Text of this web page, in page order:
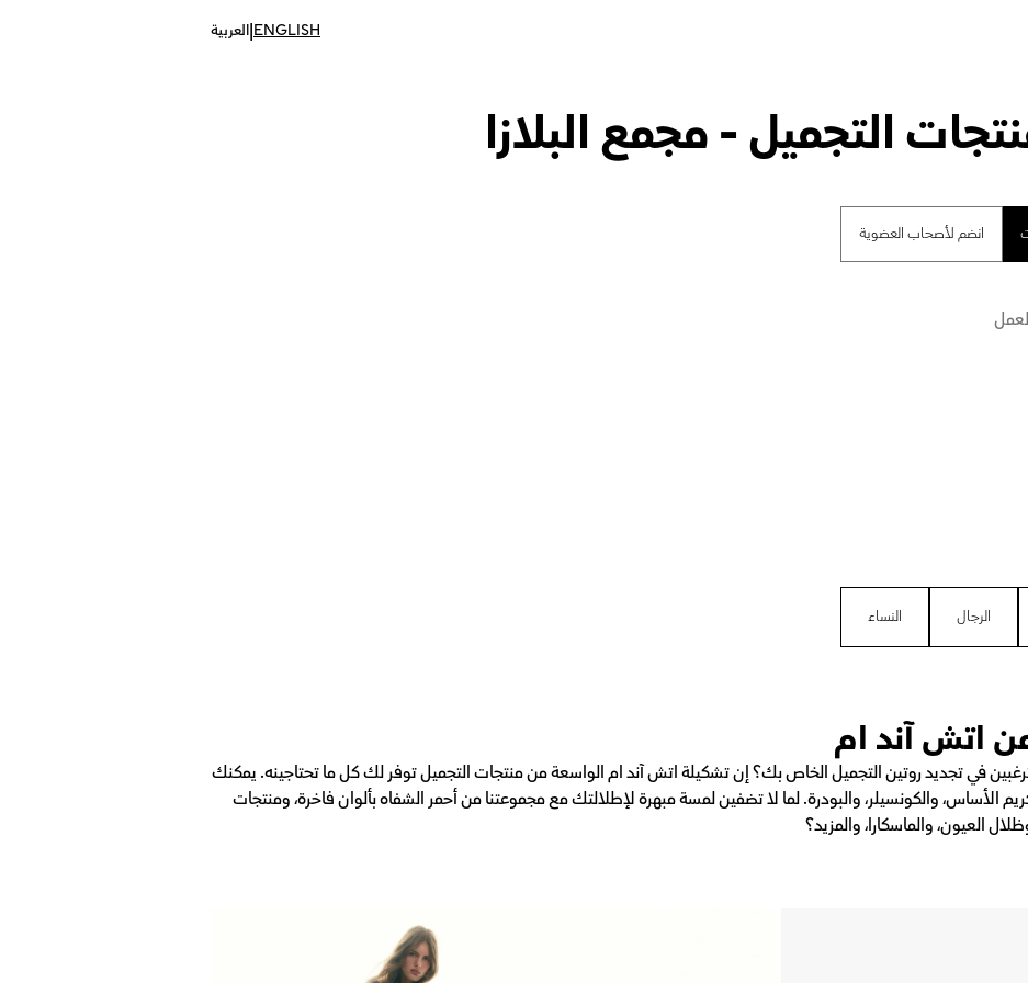
ENGLISH
|العربية
التجميل - مجمع البلازا
انضم لأصحاب العضوية
الرجال النساء
اتش آند ام
في تجديد روتين التجميل الخاص بك؟ إن تشكيلة اتش آند ام الواسعة من منتجات التجميل توفر لك كل ما تحتاجينه. يمكنك
الأساس، والكونسيلر، والبودرة. لما لا تضفين لمسة مبهرة لإطلالتك مع مجموعتنا من أحمر الشفاه بألوان فاخرة، ومنتجات
العيون، والماسكارا، والمزيد؟